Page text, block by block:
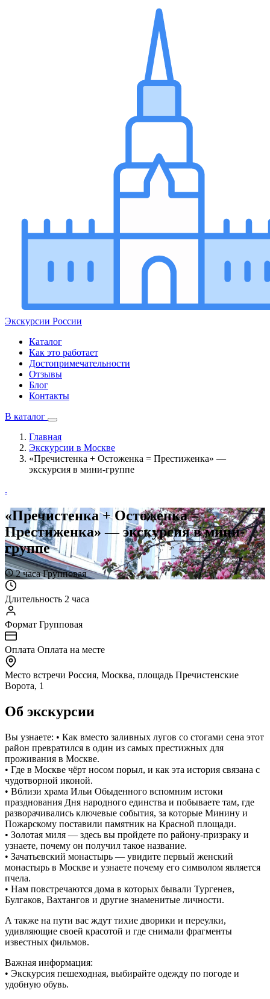
Экскурсии России
Каталог
Как это работает
Достопримечательности
Отзывы
Блог
Контакты
В каталог
Главная
Экскурсии в Москве
«Пречистенка + Остоженка = Престиженка» —
экскурсия в мини-группе
.
«Пречистенка + Остоженка =
Престиженка» — экскурсия в мини-
группе
2 часаГрупповая
Длительность 2 часа
Формат Групповая
Оплата Оплата на месте
Место встречи Россия, Москва, площадь Пречистенские
Ворота, 1
Об экскурсии
Вы узнаете: • Как вместо заливных лугов со стогами сена этот
район превратился в один из самых престижных для
проживания в Москве.
• Где в Москве чёрт носом порыл, и как эта история связана с
чудотворной иконой.
• Вблизи храма Ильи Обыденного вспомним истоки
празднования Дня народного единства и побываете там, где
разворачивались ключевые события, за которые Минину и
Пожарскому поставили памятник на Красной площади.
• Золотая миля — здесь вы пройдете по району-призраку и
узнаете, почему он получил такое название.
• Зачатьевский монастырь — увидите первый женский
монастырь в Москве и узнаете почему его символом является
пчела.
• Нам повстречаются дома в которых бывали Тургенев,
Булгаков, Вахтангов и другие знаменитые личности.
А также на пути вас ждут тихие дворики и переулки,
удивляющие своей красотой и где снимали фрагменты
известных фильмов.
Важная информация:
• Экскурсия пешеходная, выбирайте одежду по погоде и
удобную обувь.